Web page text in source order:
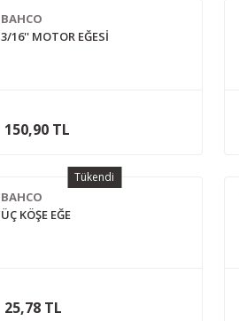
BAHCO
3/16'' MOTOR EĞESİ
150,90 TL
Tükendi
BAHCO
ÜÇ KÖŞE EĞE
25,78 TL